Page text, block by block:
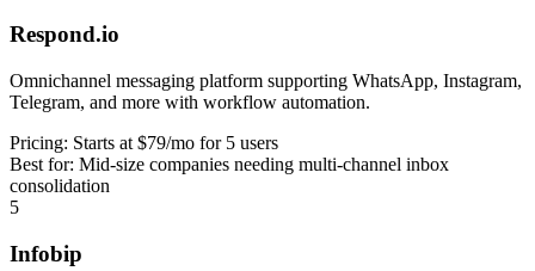
Respond.io
Omnichannel messaging platform supporting WhatsApp, Instagram,
Telegram, and more with workflow automation.
Pricing: Starts at $79/mo for 5 users
Best for: Mid-size companies needing multi-channel inbox
consolidation
5
Infobip